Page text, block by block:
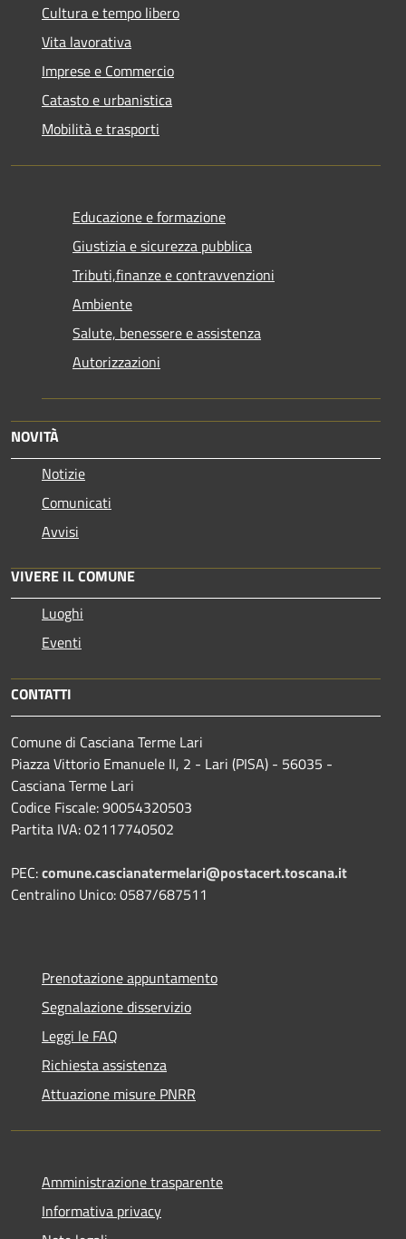
Cultura e tempo libero
Vita lavorativa
Imprese e Commercio
Catasto e urbanistica
Mobilità e trasporti
Educazione e formazione
Giustizia e sicurezza pubblica
Tributi,finanze e contravvenzioni
Ambiente
Salute, benessere e assistenza
Autorizzazioni
NOVITÀ
Notizie
Comunicati
Avvisi
VIVERE IL COMUNE
Luoghi
Eventi
CONTATTI
Comune di Casciana Terme Lari
Piazza Vittorio Emanuele II, 2 - Lari (PISA) - 56035 -
Casciana Terme Lari
Codice Fiscale: 90054320503
Partita IVA: 02117740502
PEC:comune.cascianatermelari@postacert.toscana.it
Centralino Unico: 0587/687511
Prenotazione appuntamento
Segnalazione disservizio
Leggi le FAQ
Richiesta assistenza
Attuazione misure PNRR
Amministrazione trasparente
Informativa privacy